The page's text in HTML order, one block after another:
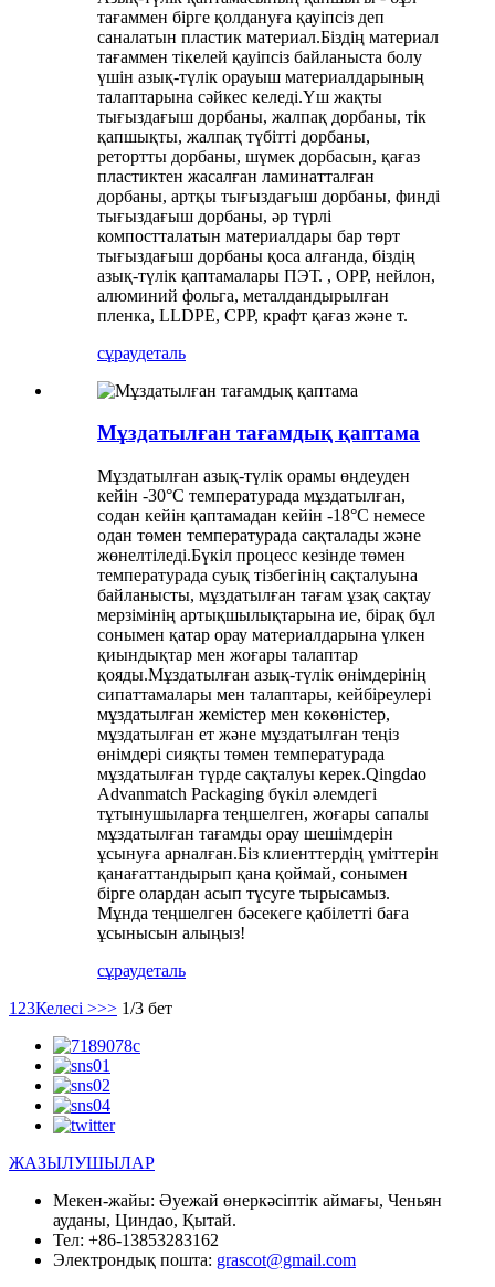
тағаммен бірге қолдануға қауіпсіз деп
саналатын пластик материал.Біздің материал
тағаммен тікелей қауіпсіз байланыста болу
үшін азық-түлік орауыш материалдарының
талаптарына сәйкес келеді.Үш жақты
тығыздағыш дорбаны, жалпақ дорбаны, тік
қапшықты, жалпақ түбітті дорбаны,
ретортты дорбаны, шүмек дорбасын, қағаз
пластиктен жасалған ламинатталған
дорбаны, артқы тығыздағыш дорбаны, финді
тығыздағыш дорбаны, әр түрлі
компостталатын материалдары бар төрт
тығыздағыш дорбаны қоса алғанда, біздің
азық-түлік қаптамалары ПЭТ. , OPP, нейлон,
алюминий фольга, металдандырылған
пленка, LLDPE, CPP, крафт қағаз және т.
сұраудеталь
Мұздатылған тағамдық қаптама
Мұздатылған азық-түлік орамы өңдеуден
кейін -30°C температурада мұздатылған,
содан кейін қаптамадан кейін -18°C немесе
одан төмен температурада сақталады және
жөнелтіледі.Бүкіл процесс кезінде төмен
температурада суық тізбегінің сақталуына
байланысты, мұздатылған тағам ұзақ сақтау
мерзімінің артықшылықтарына ие, бірақ бұл
сонымен қатар орау материалдарына үлкен
қиындықтар мен жоғары талаптар
қояды.Мұздатылған азық-түлік өнімдерінің
сипаттамалары мен талаптары, кейбіреулері
мұздатылған жемістер мен көкөністер,
мұздатылған ет және мұздатылған теңіз
өнімдері сияқты төмен температурада
мұздатылған түрде сақталуы керек.Qingdao
Advanmatch Packaging бүкіл әлемдегі
тұтынушыларға теңшелген, жоғары сапалы
мұздатылған тағамды орау шешімдерін
ұсынуға арналған.Біз клиенттердің үміттерін
қанағаттандырып қана қоймай, сонымен
бірге олардан асып түсуге тырысамыз.
Мұнда теңшелген бәсекеге қабілетті баға
ұсынысын алыңыз!
сұраудеталь
1 23Келесі >>> 1/3 бет
ЖАЗЫЛУШЫЛАР
Мекен-жайы: Әуежай өнеркәсіптік аймағы, Ченьян
ауданы, Циндао, Қытай.
Тел: +86-13853283162
Электрондық пошта: grascot@gmail.com